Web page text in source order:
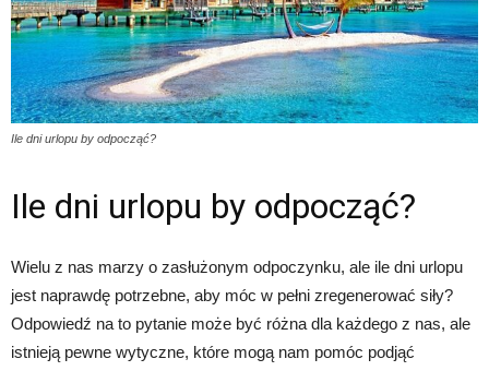
Ile dni urlopu by odpocząć?
Ile dni urlopu by odpocząć?
Wielu z nas marzy o zasłużonym odpoczynku, ale ile dni urlopu
jest naprawdę potrzebne, aby móc w pełni zregenerować siły?
Odpowiedź na to pytanie może być różna dla każdego z nas, ale
istnieją pewne wytyczne, które mogą nam pomóc podjąć